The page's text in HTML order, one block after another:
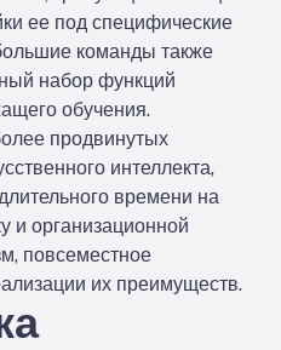
ее под специфические
команды также
набор функций
обучения.
продвинутых
интеллекта,
времени на
и организационной
повсеместное
их преимуществ.